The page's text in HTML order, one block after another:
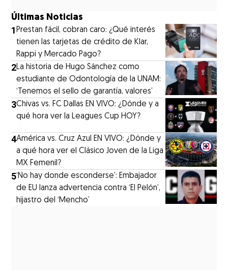
Últimas Noticias
1Prestan fácil, cobran caro: ¿Qué interés
tienen las tarjetas de crédito de Klar,
Rappi y Mercado Pago?
2La historia de Hugo Sánchez como
estudiante de Odontología de la UNAM:
‘Tenemos el sello de garantía, valores’
3Chivas vs. FC Dallas EN VIVO: ¿Dónde y a
qué hora ver la Leagues Cup HOY?
4América vs. Cruz Azul EN VIVO: ¿Dónde y
a qué hora ver el Clásico Joven de la Liga
MX Femenil?
5‘No hay donde esconderse’: Embajador
de EU lanza advertencia contra ‘El Pelón’,
hijastro del ‘Mencho’